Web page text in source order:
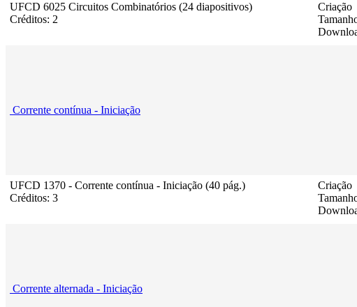
UFCD 6025 Circuitos Combinatórios (24 diapositivos)
Créditos: 2
Criação
Corrente contínua - Iniciação
UFCD 1370 - Corrente contínua - Iniciação (40 pág.)
Créditos: 3
Criação
Corrente alternada - Iniciação